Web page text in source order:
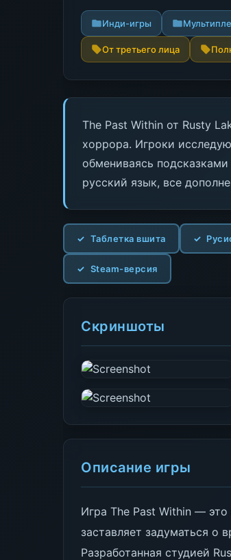
Инди-игры
От третьего лица
The Past Within от Rusty
хоррора. Игроки
обмениваясь
русский язык, все
Таблетка вшита
Steam-версия
Скриншоты
Описание игры
Игра The Past Within —
заставляет задуматься о
Разработанная студией